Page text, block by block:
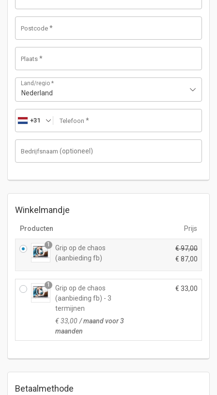
Postcode *
Plaats *
Land/regio *
Nederland
Telefoon *
+31
Bedrijfsnaam (optioneel)
Winkelmandje
Producten Prijs
1
Grip op de chaos
(aanbieding fb)
€97,00
O
r
s
k
l
€ 87,00
H
u
i
p
j
1
Grip op de chaos
(aanbieding fb) - 3
termijnen
€33,00 / maand voor 3
maanden
€ 33,00
Betaalmethode